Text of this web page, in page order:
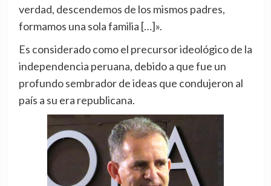
verdad, descendemos de los mismos padres,
formamos una sola familia […]».
Es considerado como el precursor ideológico de la
independencia peruana, debido a que fue un
profundo sembrador de ideas que condujeron al
país a su era republicana.